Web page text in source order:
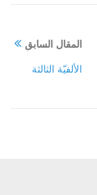
المقال السابق
الألفيّة الثالثة